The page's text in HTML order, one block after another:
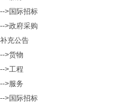
-->国际招标
-->政府采购
补充公告
-->货物
-->工程
-->服务
-->国际招标